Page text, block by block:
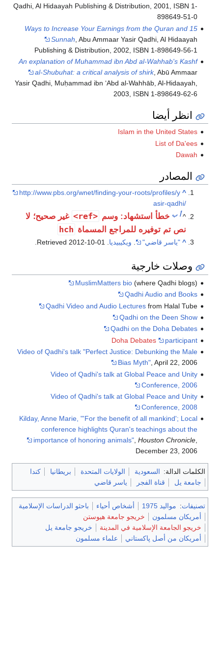
Qadhi, Al Hidaayah Publishing & Distribution, 2001, ISBN 1-
898649-51-0
15 Ways to Increase Your Earnings from the Quran and
Sunnah , Abu Ammaar Yasir Qadhi, Al Hidaayah
Publishing & Distribution, 2002, ISBN 1-898649-56-1
An explanation of Muhammad ibn Abd al-Wahhab's Kashf
al-Shubuhat: a critical analysis of shirk, Abū Ammaar
Yasir Qadhi, Muḥammad ibn ʻAbd al-Wahhāb, Al-Hidaayah,
2003, ISBN 1-898649-62-6
انظر أيضا
Islam in the United States
List of Da'ees
Dawah
المصادر
^
http://www.pbs.org/wnet/finding-your-roots/profiles/y
asir-qadhi/
^أ ب خطأ استشهاد: وسم <ref>
غير صحيح؛ لا
نص تم توفيره للمراجع المسماة hch
^ "ياسر قاضي" . ويكيبيديا. Retrieved
2012-10-01
.
وصلات خارجية
MuslimMatters bio(where Qadhi blogs)
Qadhi Audio and Books
Qadhi Video and Audio Lecturesfrom Halal Tube
Qadhi on the Deen Show
Qadhi on the Doha Debates
Doha Debates
participant
Video of Qadhi's talk "Perfect Justice: Debunking the Male
Bias Myth", April 22, 2006
Video of Qadhi's talk at Global Peace and Unity
Conference, 2006
Video of Qadhi's talk at Global Peace and Unity
Conference, 2008
Kilday, Anne Marie, "'For the benefit of all mankind'; Local
conference highlights Quran's teachings about the
importance of honoring animals", Houston Chronicle,
December 23, 2006
الكلمات الدالة: السعودية الولايات المتحدة بريطانيا
كندا
جامعة يل
قناة الفجر ياسر قاضي
تصنيفات: مواليد 1975 أشخاص أحياء
باحثو الدراسات الإسلامية
أمريكان مسلمون
خريجو جامعة هيوستن
خريجو الجامعة الإسلامية في المدينة
خريجو جامعة يل
أمريكان من أصل پاكستاني
علماء مسلمون